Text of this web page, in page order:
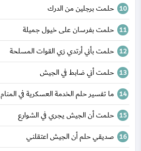
حلمت برجلين من الدرك
حلمت بفرسان على خيول جميلة
حلمت بأني أرتدي زي القوات المسلحة
حلمت أني ضابط في الجيش
ما تفسير حلم الخدمة العسكرية في المنام
حلمت أن الجيش يجري في الشوارع
صديقي حلم أن الجيش اعتقلني